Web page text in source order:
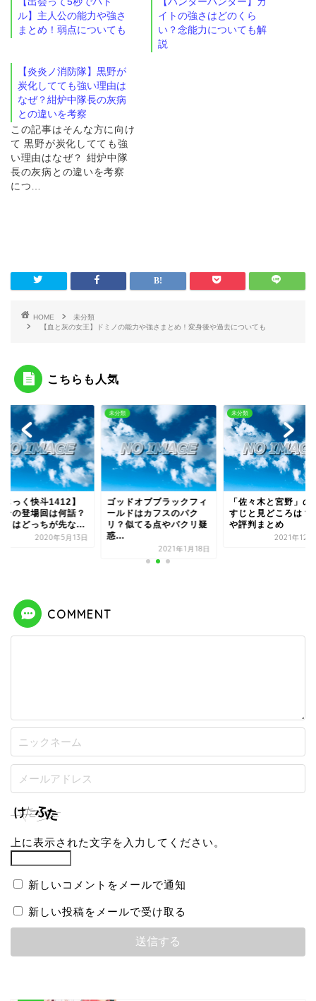
ル】主人公の能力や強さ
まとめ！弱点についても
イトの強さはどのくら
い？念能力についても解
説
【炎炎ノ消防隊】黒野が
炭化してても強い理由は
なぜ？紺炉中隊長の灰病
との違いを考察
この記事はそんな方に向け
て 黒野が炭化してても強
い理由はなぜ？ 紺炉中隊
長の灰病との違いを考察
につ…
HOME
未分類
【血と灰の女王】ドミノの能力や強さまとめ！変身後や過去についても
こちらも人気
じっく快斗1412】
ンの登場回は何話？
メはどっちが先な...
2020年5月13日
未分類
ゴッドオブブラックフィ
ールドはカフスのパク
リ？似てる点やパクリ疑
惑...
2021年1月18日
未分類
「佐々木と宮野」の
すじと見どころは？
や評判まとめ
2021年12
COMMENT
上に表示された文字を入力してください。
新しいコメントをメールで通知
新しい投稿をメールで受け取る